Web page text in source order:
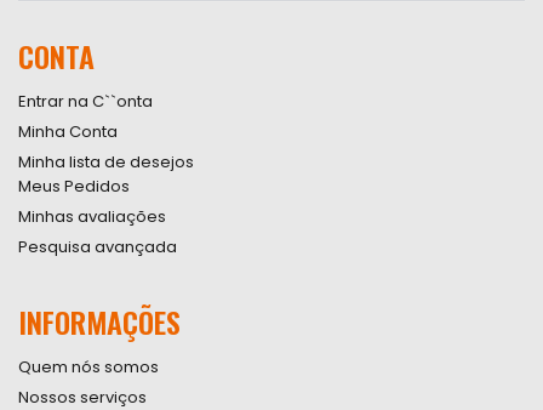
Newsletter:
CONTA
Entrar na C``onta
Minha Conta
Minha lista de desejos
Meus Pedidos
Minhas avaliações
Pesquisa avançada
INFORMAÇÕES
Quem nós somos
Nossos serviços